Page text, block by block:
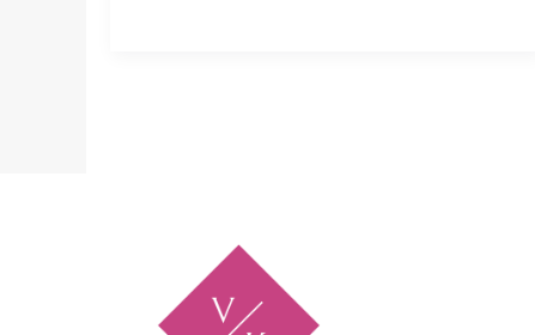
страница
превръща
трафика